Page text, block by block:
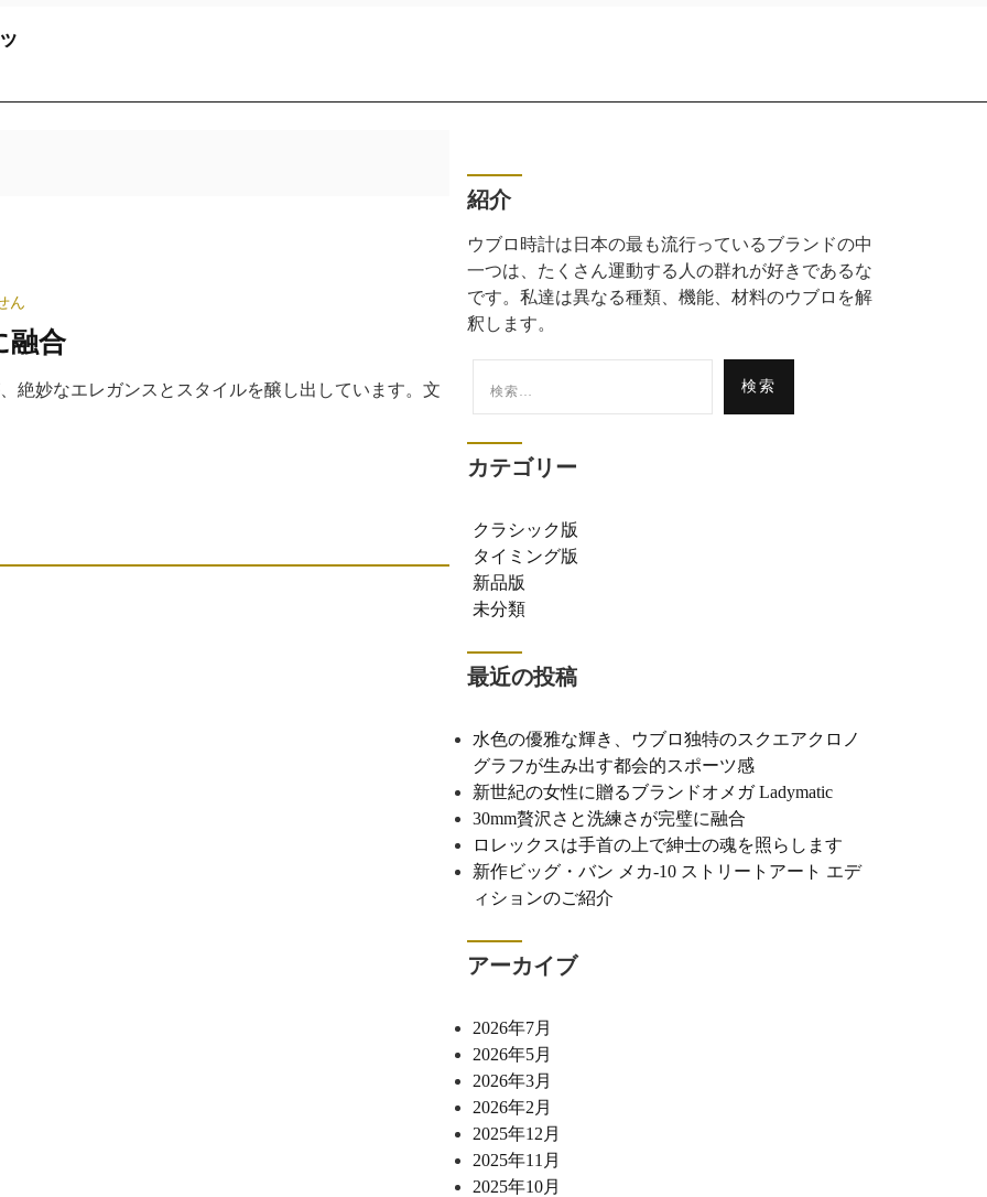
ん
融合
絶妙なエレガンスとスタイルを醸し出しています。文
紹介
ウブロ時計は日本の最も流行っているブランドの中
一つは、たくさん運動する人の群れが好きであるな
です。私達は異なる種類、機能、材料のウブロを解
釈します。
索:
カテゴリー
クラシック版
タイミング版
新品版
未分類
最近の投稿
水色の優雅な輝き、ウブロ独特のスクエアクロノ
グラフが生み出す都会的スポーツ感
新世紀の女性に贈るブランドオメガ Ladymatic
30mm贅沢さと洗練さが完璧に融合
ロレックスは手首の上で紳士の魂を照らします
新作ビッグ・バン メカ-10 ストリートアート エデ
ィションのご紹介
アーカイブ
2026年7月
2026年5月
2026年3月
2026年2月
2025年12月
2025年11月
2025年10月